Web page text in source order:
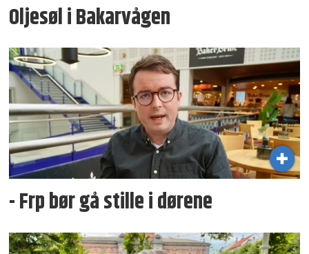
Oljesøl i Bakarvågen
- Frp bør gå stille i dørene